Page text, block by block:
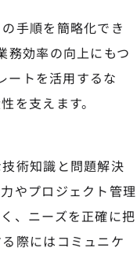
手順を簡略化でき
務効率の向上にもつ
ートを活用するな
を支えます。
術知識と問題解決
やプロジェクト管理
、ニーズを正確に把
際にはコミュニケ